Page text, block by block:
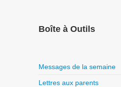
Boîte à Outils
Messages de la semaine
Lettres aux parents